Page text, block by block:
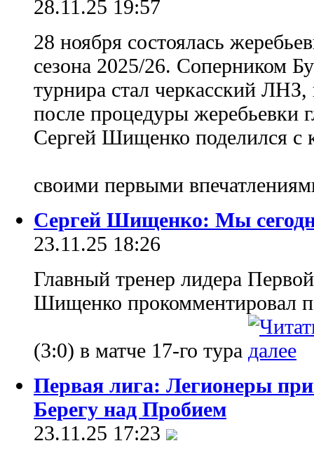
28.11.25 19:57
28 ноября состоялась
сезона 2025/26. Соперником
турнира стал черкасский
после процедуры жеребьевки
Сергей Шищенко поделился с
своими первыми
Сергей Шищенко: Мы
23.11.25 18:26
Главный тренер лидера
Шищенко прокомментировал
(3:0) в матче 17-го тура
Первая лига: Легионеры
Берегу над Пробием
23.11.25 17:23